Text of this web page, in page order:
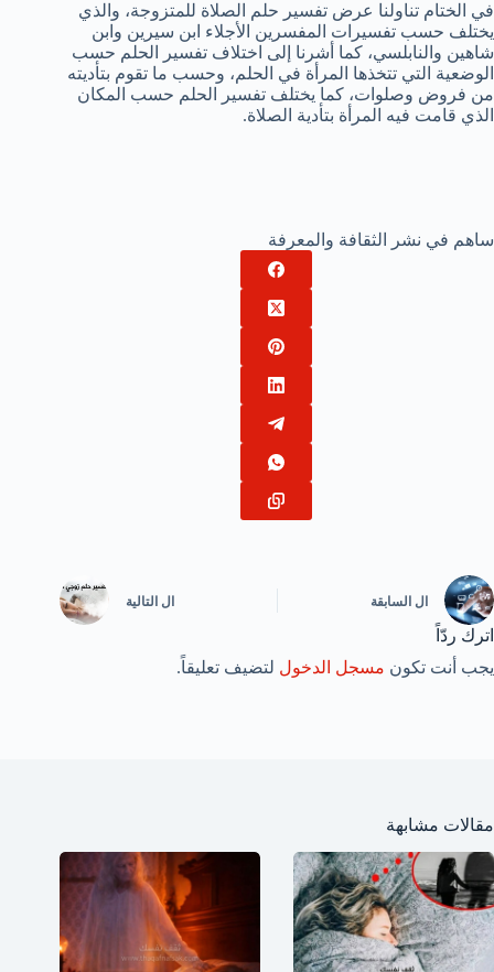
في الختام تناولنا عرض تفسير حلم الصلاة للمتزوجة، والذي
يختلف حسب تفسيرات المفسرين الأجلاء ابن سيرين وابن
شاهين والنابلسي، كما أشرنا إلى اختلاف تفسير الحلم حسب
الوضعية التي تتخذها المرأة في الحلم، وحسب ما تقوم بتأديته
من فروض وصلوات، كما يختلف تفسير الحلم حسب المكان
الذي قامت فيه المرأة بتأدية الصلاة.
ساهم في نشر الثقافة والمعرفة
ال السابقة ال التالية
اترك ردّاً
يجب أنت تكون مسجل الدخول لتضيف تعليقاً.
مقالات مشابهة